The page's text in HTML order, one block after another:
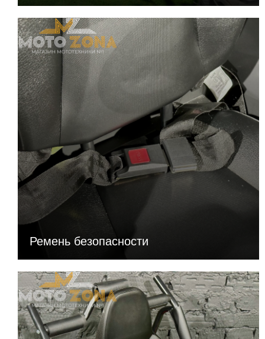
Передние и задние
поворотники
нет
Передний отбойник есть
Звуковой сигнал (клаксон) нет
Задний багажник есть
Зарядное устройство для
АКБ
Спидометр
Ремень безопасности